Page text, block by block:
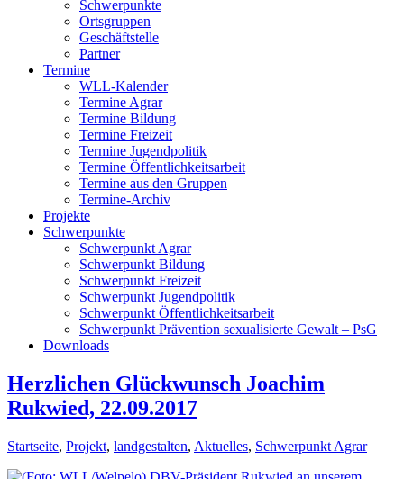
Schwerpunkte
Ortsgruppen
Geschäftstelle
Partner
Termine
WLL-Kalender
Termine Agrar
Termine Bildung
Termine Freizeit
Termine Jugendpolitik
Termine Öffentlichkeitsarbeit
Termine aus den Gruppen
Termine-Archiv
Projekte
Schwerpunkte
Schwerpunkt Agrar
Schwerpunkt Bildung
Schwerpunkt Freizeit
Schwerpunkt Jugendpolitik
Schwerpunkt Öffentlichkeitsarbeit
Schwerpunkt Prävention sexualisierte Gewalt – PsG
Downloads
Herzlichen Glückwunsch Joachim
Rukwied, 22.09.2017
Startseite, Projekt, landgestalten, Aktuelles, Schwerpunkt Agrar